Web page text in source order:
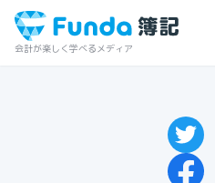
会計が楽しく学べるメディア